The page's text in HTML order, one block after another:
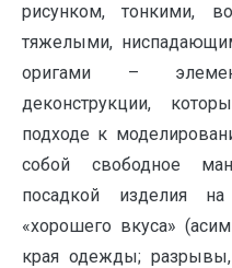
рисунком, тонкими,
тяжелыми,
оригами –
деконструкции,
подходе к
собой свободное
посадкой изделия
«хорошего вкуса»
края одежды;